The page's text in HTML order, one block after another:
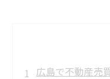
広島で不動産売